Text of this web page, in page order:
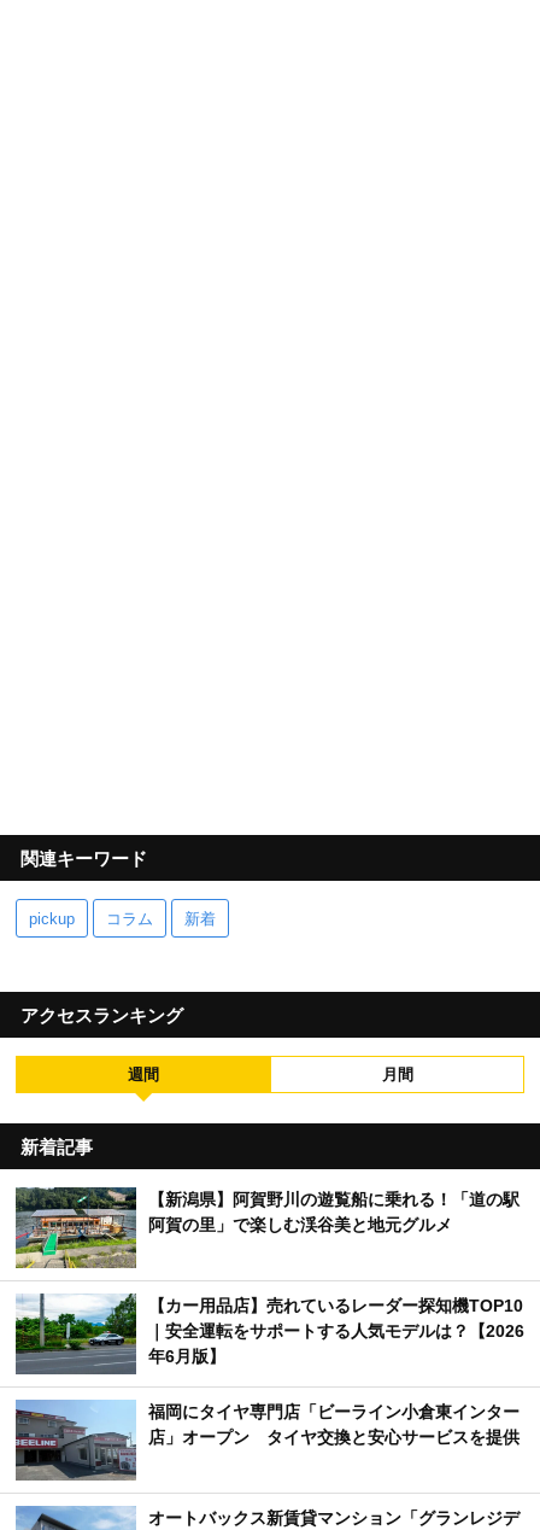
関連キーワード
pickup コラム 新着
アクセスランキング
週間 月間
新着記事
【新潟県】阿賀野川の遊覧船に乗れる！「道の駅
阿賀の里」で楽しむ渓谷美と地元グルメ
【カー用品店】売れているレーダー探知機TOP10
｜安全運転をサポートする人気モデルは？【2026
年6月版】
福岡にタイヤ専門店「ビーライン小倉東インター
店」オープン タイヤ交換と安心サービスを提供
オートバックス新賃貸マンション「グランレジデ